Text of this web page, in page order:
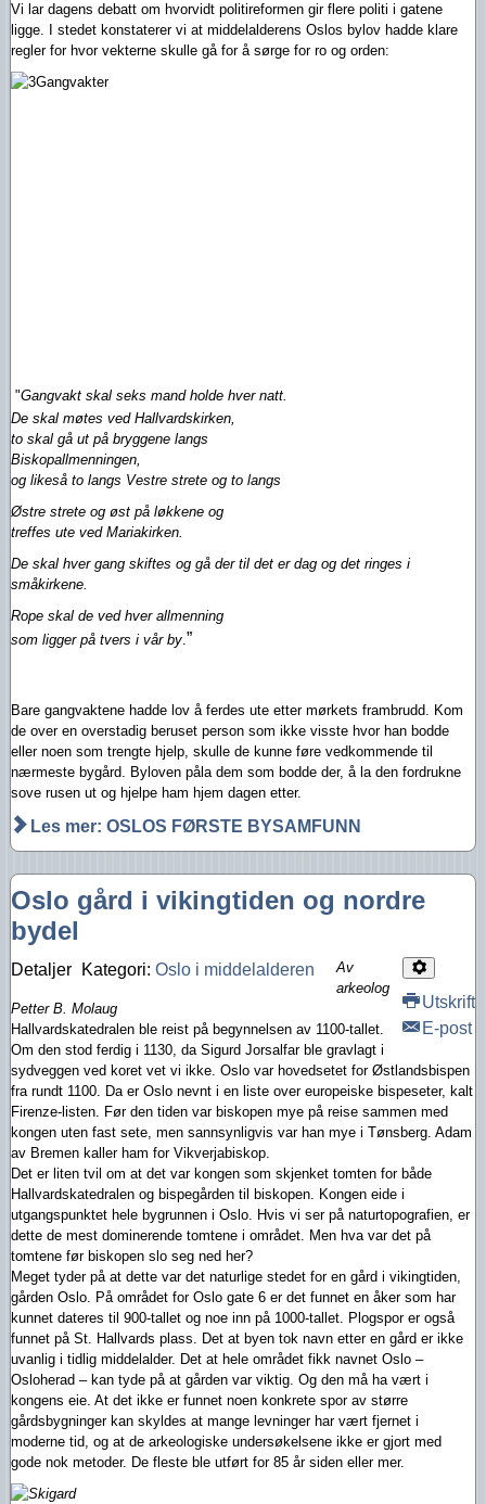
Vi lar dagens debatt om hvorvidt politireformen gir flere politi i gatene
ligge. I stedet konstaterer vi at middelalderens Oslos bylov hadde klare
regler for hvor vekterne skulle gå for å sørge for ro og orden:
"Gangvakt skal seks mand holde hver natt.
De skal møtes ved Hallvardskirken,
to skal gå ut på bryggene langs
Biskopallmenningen,
og likeså to langs Vestre strete og to langs
Østre strete og øst på løkkene og
treffes ute ved Mariakirken.
De skal hver gang skiftes og gå der til det er dag og det ringes i
småkirkene.
Rope skal de ved hver allmenning
som ligger på tvers i vår by.”
Bare gangvaktene hadde lov å ferdes ute etter mørkets frambrudd. Kom
de over en overstadig beruset person som ikke visste hvor han bodde
eller noen som trengte hjelp, skulle de kunne føre vedkommende til
nærmeste bygård. Byloven påla dem som bodde der, å la den fordrukne
sove rusen ut og hjelpe ham hjem dagen etter.
Les mer: OSLOS FØRSTE BYSAMFUNN
Oslo gård i vikingtiden og nordre
bydel
Utskrift
E-post
Detaljer Kategori: Oslo i middelalderen
Av
arkeolog
Petter B. Molaug
Hallvardskatedralen ble reist på begynnelsen av 1100-tallet.
Om den stod ferdig i 1130, da Sigurd Jorsalfar ble gravlagt i
sydveggen ved koret vet vi ikke. Oslo var hovedsetet for Østlandsbispen
fra rundt 1100. Da er Oslo nevnt i en liste over europeiske bispeseter, kalt
Firenze-listen. Før den tiden var biskopen mye på reise sammen med
kongen uten fast sete, men sannsynligvis var han mye i Tønsberg. Adam
av Bremen kaller ham for Vikverjabiskop.
Det er liten tvil om at det var kongen som skjenket tomten for både
Hallvardskatedralen og bispegården til biskopen. Kongen eide i
utgangspunktet hele bygrunnen i Oslo. Hvis vi ser på naturtopografien, er
dette de mest dominerende tomtene i området. Men hva var det på
tomtene før biskopen slo seg ned her?
Meget tyder på at dette var det naturlige stedet for en gård i vikingtiden,
gården Oslo. På området for Oslo gate 6 er det funnet en åker som har
kunnet dateres til 900-tallet og noe inn på 1000-tallet. Plogspor er også
funnet på St. Hallvards plass. Det at byen tok navn etter en gård er ikke
uvanlig i tidlig middelalder. Det at hele området fikk navnet Oslo –
Osloherad – kan tyde på at gården var viktig. Og den må ha vært i
kongens eie. At det ikke er funnet noen konkrete spor av større
gårdsbygninger kan skyldes at mange levninger har vært fjernet i
moderne tid, og at de arkeologiske undersøkelsene ikke er gjort med
gode nok metoder. De fleste ble utført for 85 år siden eller mer.